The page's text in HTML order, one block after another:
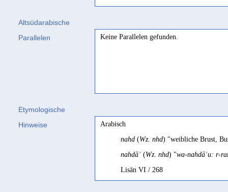
Altsüdarabische
Parallelen
Keine Parallelen gefunden.
Etymologische
Hinweise
Arabisch
nahd (Wz. nhd) "weibliche Brust,
nahdāʾ (Wz. nhd) "wa-nahdāʾu: r-
Lisān VI / 268